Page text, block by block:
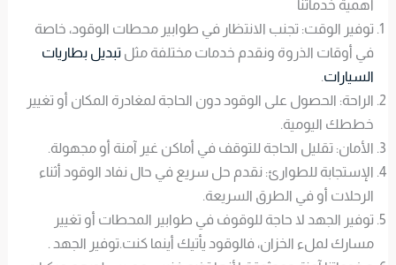
أهمية خدماتنا
توفير الوقت: تجنب الانتظار في طوابير محطات الوقود، خاصة
في أوقات الذروة ونقدم خدمات مختلفة مثلتبديل بطاريات
السيارات.
الراحة: الحصول على الوقود دون الحاجة لمغادرة المكان أو تغيير
خططك اليومية.
الأمان: تقليل الحاجة للتوقف في أماكن غير آمنة أو مجهولة.
الإستجابة للطوارئ: نقدم حل سريع في حال نفاد الوقود أثناء
الرحلات أو في الطرق السريعة.
توفير الجهد لا حاجة للوقوف في طوابير المحطات أو تغيير
مسارك لملء الخزان، فالوقود يأتيك أينما كنت.توفير الجهد .